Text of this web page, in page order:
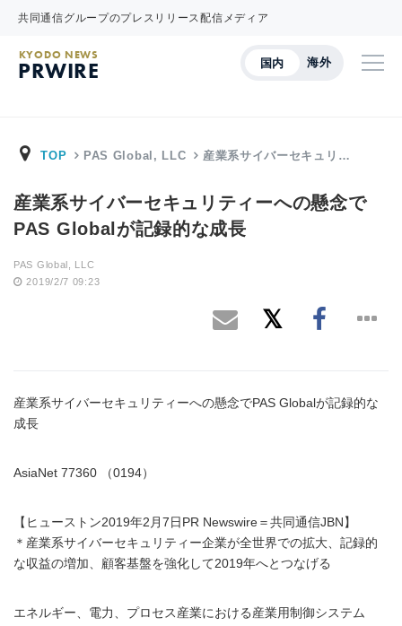
共同通信グループのプレスリリース配信メディア
国内 海外
KYODO NEWS
PRWIRE
TOP PAS Global, LLC 産業系サイバーセキュリ…
産業系サイバーセキュリティーへの懸念で
PAS Globalが記録的な成長
PAS Global, LLC
2019/2/7 09:23
産業系サイバーセキュリティーへの懸念でPAS Globalが記録的な
成長
AsiaNet 77360 （0194）
【ヒューストン2019年2月7日PR Newswire＝共同通信JBN】
＊産業系サイバーセキュリティー企業が全世界での拡大、記録的
な収益の増加、顧客基盤を強化して2019年へとつなげる
エネルギー、電力、プロセス産業における産業用制御システム